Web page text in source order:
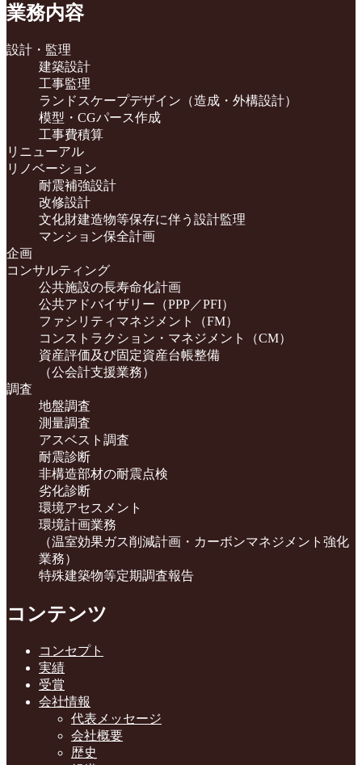
業務内容
設計・監理
建築設計
工事監理
ランドスケープデザイン（造成・外構設計）
模型・CGパース作成
工事費積算
リニューアル
リノベーション
耐震補強設計
改修設計
文化財建造物等保存に伴う設計監理
マンション保全計画
企画
コンサルティング
公共施設の長寿命化計画
公共アドバイザリー（PPP／PFI）
ファシリティマネジメント（FM）
コンストラクション・マネジメント（CM）
資産評価及び固定資産台帳整備
（公会計支援業務）
調査
地盤調査
測量調査
アスベスト調査
耐震診断
非構造部材の耐震点検
劣化診断
環境アセスメント
環境計画業務
（温室効果ガス削減計画・カーボンマネジメント強化
業務）
特殊建築物等定期調査報告
コンテンツ
コンセプト
実績
受賞
会社情報
代表メッセージ
会社概要
歴史